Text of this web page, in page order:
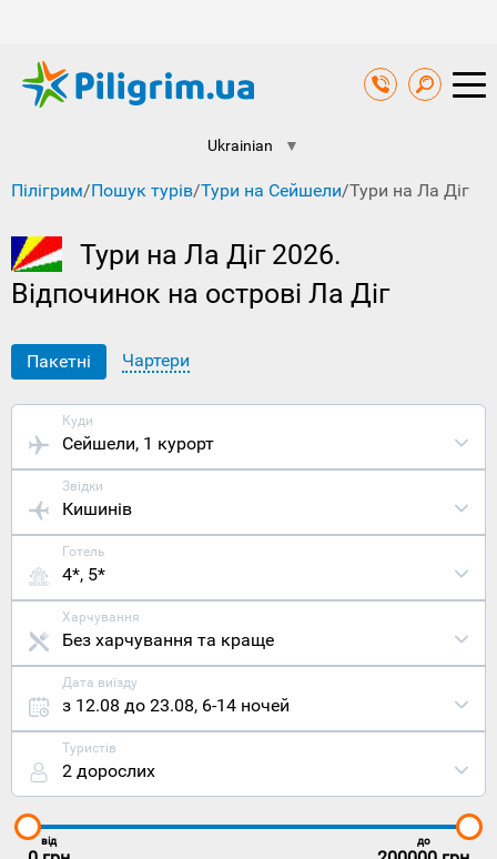
Ukrainian ▼
Пілігрим/Пошук турів/Тури на Сейшели/Тури на Ла Діг
Тури на Ла Діг 2026.
Відпочинок на острові Ла Діг
Пакетні Чартери
Куди
Сейшели, 1 курорт
Звідки
Кишинів
Готель
4*, 5*
Харчування
Без харчування та краще
Дата виїзду
з 12.08 до 23.08, 6-14 ночей
Туристів
2 дорослих
від до